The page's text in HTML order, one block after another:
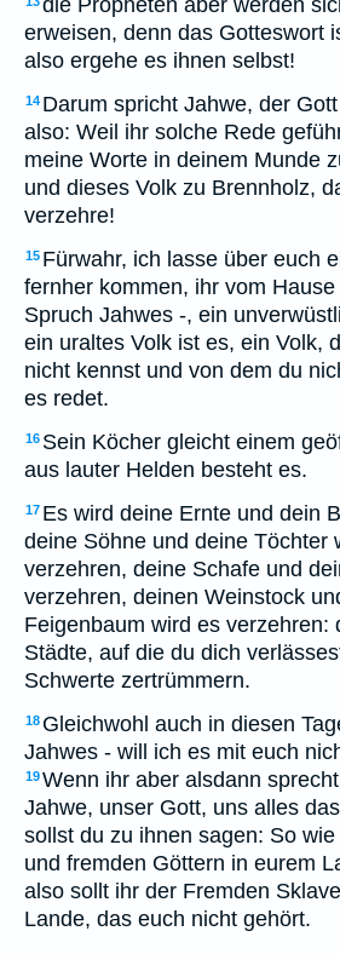
die Propheten aber werden
erweisen, denn das Gotteswort
also ergehe es ihnen selbst!
14 Darum spricht Jahwe, der
also: Weil ihr solche Rede
meine Worte in deinem Munde
und dieses Volk zu Brennholz,
verzehre!
15 Fürwahr, ich lasse über euch
fernher kommen, ihr vom
Spruch Jahwes -, ein
ein uraltes Volk ist es, ein Volk,
nicht kennst und von dem du
es redet.
16 Sein Köcher gleicht einem
aus lauter Helden besteht es.
17 Es wird deine Ernte und dein
deine Söhne und deine Töchter
verzehren, deine Schafe und
verzehren, deinen Weinstock
Feigenbaum wird es verzehren:
Städte, auf die du dich
Schwerte zertrümmern.
18 Gleichwohl auch in diesen
Jahwes - will ich es mit euch
19Wenn ihr aber alsdann
Jahwe, unser Gott, uns alles
sollst du zu ihnen sagen: So
und fremden Göttern in eurem
also sollt ihr der Fremden
Lande, das euch nicht gehört.